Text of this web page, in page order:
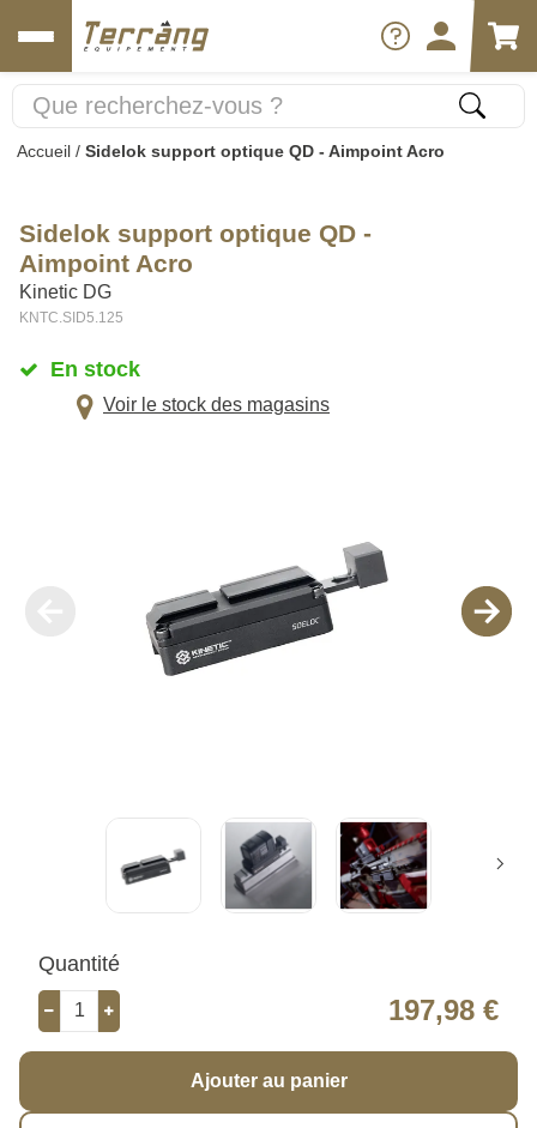
Accueil / Sidelok support optique QD - Aimpoint Acro
Sidelok support optique QD -
Aimpoint Acro
Kinetic DG
KNTC.SID5.125
En stock
Voir le stock des magasins
Quantité
197,98 €
Ajouter au panier